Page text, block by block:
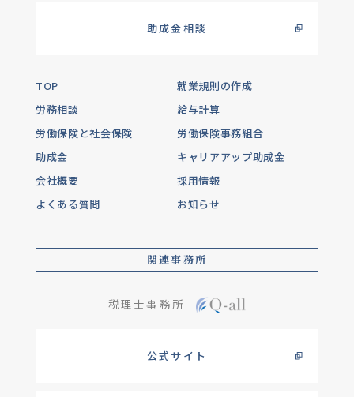
助成金相談
TOP
就業規則の作成
労務相談
給与計算
労働保険と社会保険
労働保険事務組合
助成金
キャリアアップ助成金
会社概要
採用情報
よくある質問
お知らせ
関連事務所
税理士事務所
公式サイト